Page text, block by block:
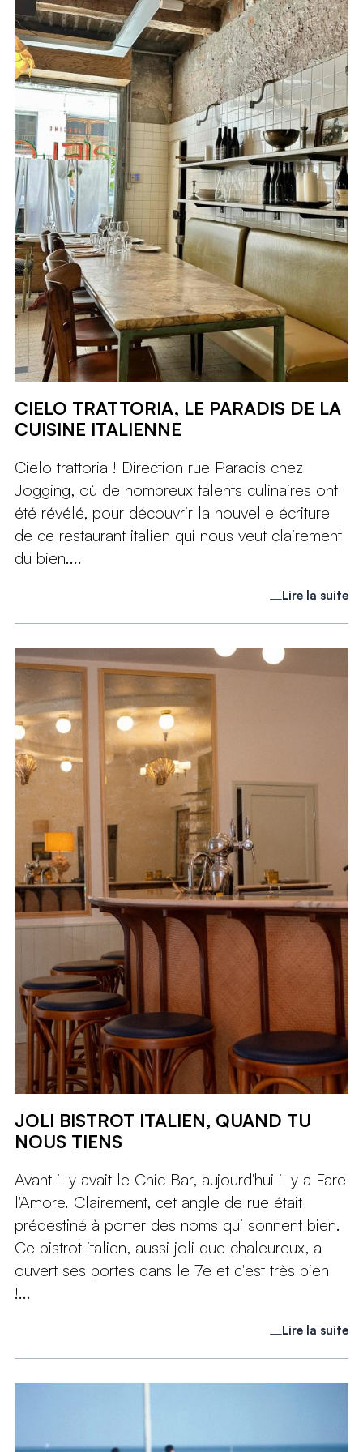
CIELO TRATTORIA, LE PARADIS DE LA
CUISINE ITALIENNE
Cielo trattoria ! Direction rue Paradis chez
Jogging, où de nombreux talents culinaires ont
été révélé, pour découvrir la nouvelle écriture
de ce restaurant italien qui nous veut clairement
du bien....
Lire la suite
JOLI BISTROT ITALIEN, QUAND TU
NOUS TIENS
Avant il y avait le Chic Bar, aujourd'hui il y a Fare
l'Amore. Clairement, cet angle de rue était
prédestiné à porter des noms qui sonnent bien.
Ce bistrot italien, aussi joli que chaleureux, a
ouvert ses portes dans le 7e et c'est très bien
!...
Lire la suite